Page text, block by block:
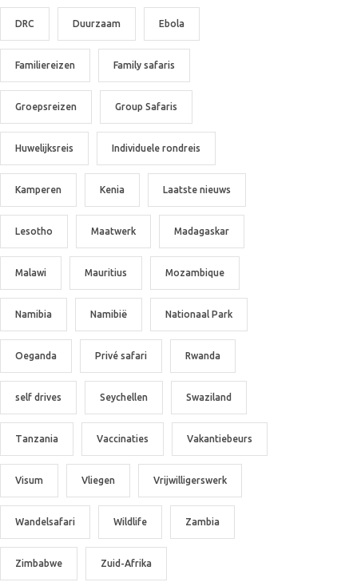
DRC Duurzaam Ebola
Familiereizen Family safaris
Groepsreizen Group Safaris
Huwelijksreis Individuele rondreis
Kamperen Kenia Laatste nieuws
Lesotho Maatwerk Madagaskar
Malawi Mauritius Mozambique
Namibia Namibië Nationaal Park
Oeganda Privé safari Rwanda
self drives Seychellen Swaziland
Tanzania Vaccinaties Vakantiebeurs
Visum Vliegen Vrijwilligerswerk
Wandelsafari Wildlife Zambia
Zimbabwe Zuid-Afrika